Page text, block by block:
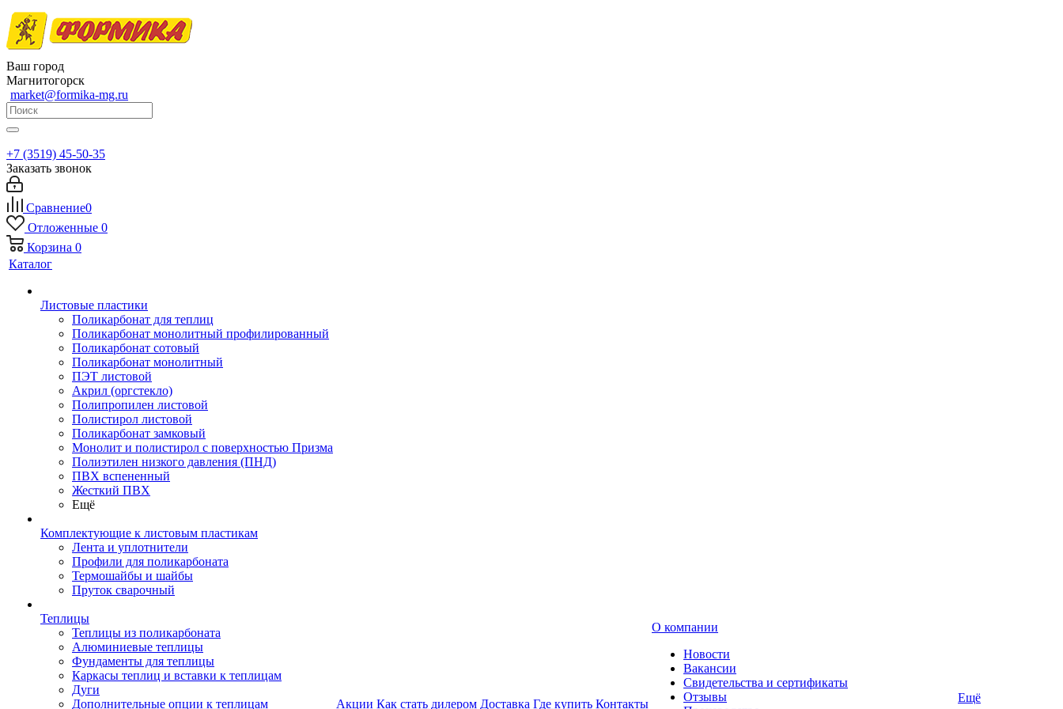
Ваш город
Магнитогорск
market@formika-mg.ru
+7 (3519) 45-50-35
Заказать звонок
Сравнение0
Отложенные 0
Корзина 0
Каталог
Листовые пластики
Поликарбонат для теплиц
Поликарбонат монолитный профилированный
Поликарбонат сотовый
Поликарбонат монолитный
ПЭТ листовой
Акрил (оргстекло)
Полипропилен листовой
Полистирол листовой
Поликарбонат замковый
Монолит и полистирол с поверхностью Призма
Полиэтилен низкого давления (ПНД)
ПВХ вспененный
Жесткий ПВХ
Ещё
Комплектующие к листовым пластикам
Лента и уплотнители
Профили для поликарбоната
Термошайбы и шайбы
Пруток сварочный
Теплицы
Теплицы из поликарбоната
Алюминиевые теплицы
Фундаменты для теплицы
Каркасы теплиц и вставки к теплицам
Дуги
Дополнительные опции к теплицам
Акции Как стать дилером Доставка Где купить Контакты
О компании
Новости
Вакансии
Свидетельства и сертификаты
Отзывы
Ещё